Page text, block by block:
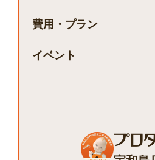
費用・プラン
イベント